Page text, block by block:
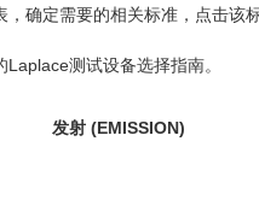
，确定需要的相关标准，点击该
测试设备选择指南。
发射 (EMISSION)